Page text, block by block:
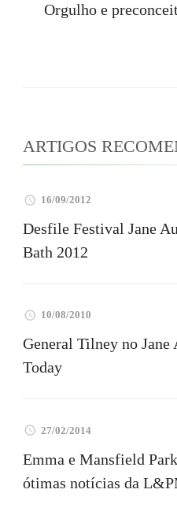
Orgulho e
ARTIGOS
16/09/2012
Desfile Festival Jane
Bath 2012
10/08/2010
General Tilney no Jane
Today
27/02/2014
Emma e Mansfield
ótimas notícias da